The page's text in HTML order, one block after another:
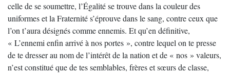
celle de se soumettre, l’Égalité se trouve dans la couleur des
uniformes et la Fraternité s’éprouve dans le sang, contre ceux que
l’on t’aura désignés comme ennemis. Et qu’en définitive,
« L’ennemi enfin arrivé à nos portes », contre lequel on te presse
de te dresser au nom de l’intérêt de la nation et de « nos » valeurs,
n’est constitué que de tes semblables, frères et sœurs de classe,